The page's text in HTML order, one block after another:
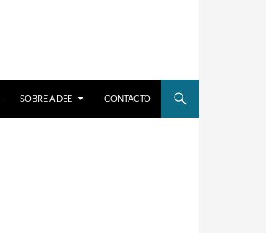
SOBRE A DEE CONTACTO